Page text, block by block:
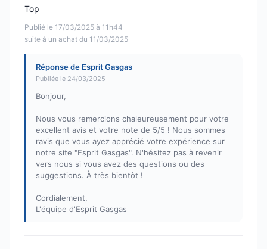
Publié le 17/03/2025 à 11h44
suite à un achat du 11/03/2025
Top
Réponse de Esprit Gasgas
Publiée le 24/03/2025
Bonjour,
Nous vous remercions chaleureusement pour votre
excellent avis et votre note de 5/5 ! Nous sommes
ravis que vous ayez apprécié votre expérience sur
notre site "Esprit Gasgas". N'hésitez pas à revenir
vers nous si vous avez des questions ou des
suggestions. À très bientôt !
Cordialement,
L'équipe d'Esprit Gasgas